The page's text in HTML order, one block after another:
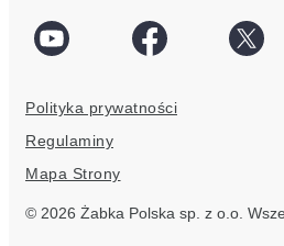
© 2026 Żabka Polska sp. z o.o.
social
Facebook
link
Polityka prywatności
Regulaminy
Mapa Strony